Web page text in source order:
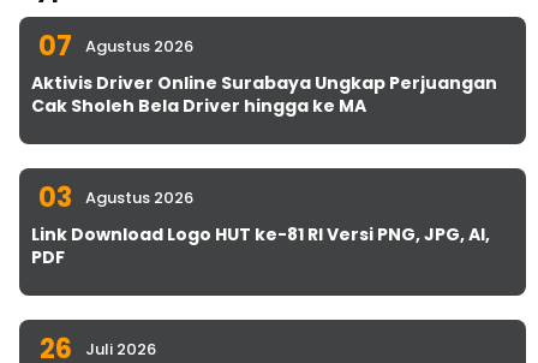
07 Agustus 2026
Aktivis Driver Online Surabaya Ungkap Perjuangan
Cak Sholeh Bela Driver hingga ke MA
03 Agustus 2026
Link Download Logo HUT ke-81 RI Versi PNG, JPG, AI,
PDF
26 Juli 2026